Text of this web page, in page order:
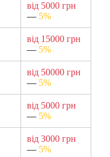
від 5000 грн
— 5%
від 15000 грн
— 5%
від 50000 грн
— 5%
від 5000 грн
— 5%
від 3000 грн
— 5%